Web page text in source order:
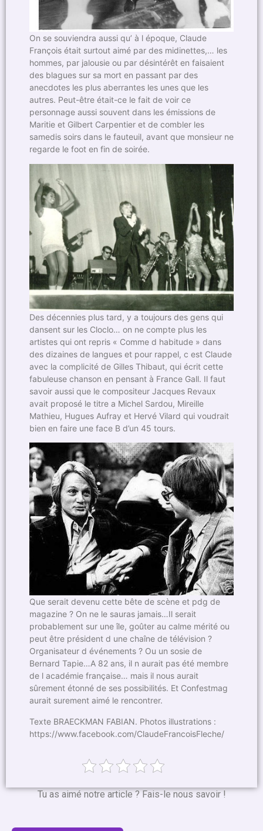
On se souviendra aussi qu’ à l époque, Claude
François était surtout aimé par des midinettes,… les
hommes, par jalousie ou par désintérêt en faisaient
des blagues sur sa mort en passant par des
anecdotes les plus aberrantes les unes que les
autres. Peut-être était-ce le fait de voir ce
personnage aussi souvent dans les émissions de
Maritie et Gilbert Carpentier et de combler les
samedis soirs dans le fauteuil, avant que monsieur ne
regarde le foot en fin de soirée.
Des décennies plus tard, y a toujours des gens qui
dansent sur les Cloclo… on ne compte plus les
artistes qui ont repris « Comme d habitude » dans
des dizaines de langues et pour rappel, c est Claude
avec la complicité de Gilles Thibaut, qui écrit cette
fabuleuse chanson en pensant à France Gall. Il faut
savoir aussi que le compositeur Jacques Revaux
avait proposé le titre a Michel Sardou, Mireille
Mathieu, Hugues Aufray et Hervé Vilard qui voudrait
bien en faire une face B d’un 45 tours.
Que serait devenu cette bête de scène et pdg de
magazine ? On ne le sauras jamais…Il serait
probablement sur une île, goûter au calme mérité ou
peut être président d une chaîne de télévision ?
Organisateur d événements ? Ou un sosie de
Bernard Tapie…A 82 ans, il n aurait pas été membre
de l académie française… mais il nous aurait
sûrement étonné de ses possibilités. Et Confestmag
aurait surement aimé le rencontrer.
Texte BRAECKMAN FABIAN. Photos illustrations :
https://www.facebook.com/ClaudeFrancoisFleche/
Tu as aimé notre article ? Fais-le nous savoir !